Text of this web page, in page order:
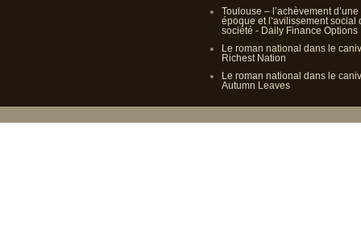
Toulouse – l’achèvement d’une
époque et l’avilissement social
société - Daily Finance Options
Le roman national dans le
Richest Nation
Le roman national dans le
Autumn Leaves